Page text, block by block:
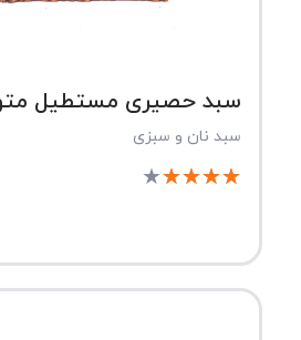
سبد حصیری مستطیل
سبد نان و سبزی
★
★
★
★
★